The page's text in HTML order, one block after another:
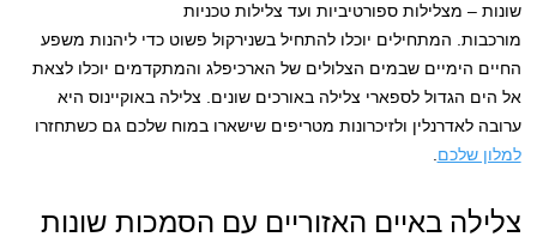
שונות – מצלילות ספורטיביות ועד צלילות טכניות
מורכבות. המתחילים יוכלו להתחיל בשנירקול פשוט כדי ליהנות משפע
החיים הימיים שבמים הצלולים של הארכיפלג והמתקדמים יוכלו לצאת
אל הים הגדול לספארי צלילה באורכים שונים. צלילה באוקיינוס היא
ערובה לאדרנלין ולזיכרונות מטריפים שישארו במוח שלכם גם כשתחזרו
למלון שלכם.
צלילה באיים האזוריים עם הסמכות שונות